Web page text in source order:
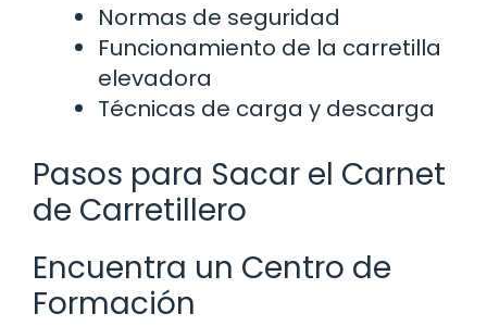
Normas de seguridad
Funcionamiento de la carretilla
elevadora
Técnicas de carga y descarga
Pasos para Sacar el Carnet
de Carretillero
Encuentra un Centro de
Formación